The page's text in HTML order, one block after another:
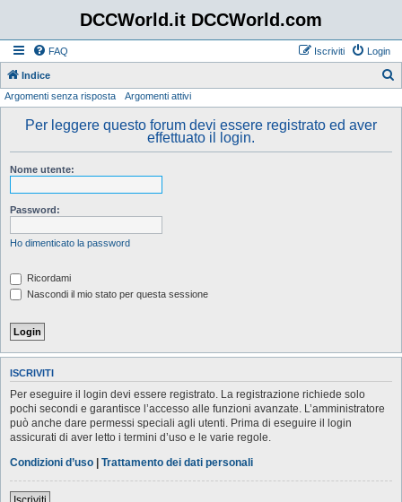
DCCWorld.it DCCWorld.com
FAQ Login
Iscriviti
Indice
Argomenti senza risposta Argomenti attivi
Per leggere questo forum devi essere registrato ed aver
effettuato il login.
Nome utente:
Password:
Ho dimenticato la password
Ricordami
Nascondi il mio stato per questa sessione
ISCRIVITI
Per eseguire il login devi essere registrato. La registrazione richiede solo
pochi secondi e garantisce l’accesso alle funzioni avanzate. L’amministratore
può anche dare permessi speciali agli utenti. Prima di eseguire il login
assicurati di aver letto i termini d’uso e le varie regole.
Condizioni d’uso | Trattamento dei dati personali